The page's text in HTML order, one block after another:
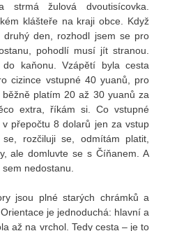
žulová dvoutisícovka.
klášteře na kraji obce. Když
den, rozhodl jsem se pro
pohodlí musí jít stranou.
do kaňonu. Vzápětí byla cesta
cizince vstupné 40 yuanů, pro
platím 20 až 30 yuanů za
extra, říkám si. Co vstupné
přepočtu 8 dolarů jen za vstup
rozčiluji se, odmítám platit,
ale domluvte se s Číňanem. A
nedostanu.
plné starých chrámků a
je jednoduchá: hlavní a
až na vrchol. Tedy cesta – je to